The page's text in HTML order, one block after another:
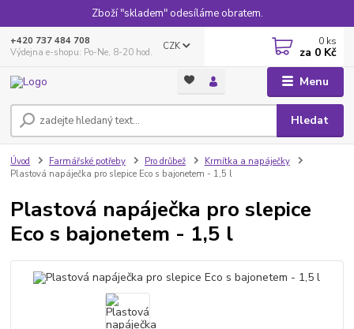
Zboží "skladem" odesíláme obratem.
Menu
CZK
Hledat
+420 737 484 708
Výdejna e-shopu: Po-Ne, 8-20 hod.
0 ks
za 0 Kč
Úvod Farmářské potřeby Pro drůbež
Krmítka a napáječky
Plastová napáječka pro slepice Eco s bajonetem - 1,5 l
Plastová napáječka pro slepice
Eco s bajonetem - 1,5 l